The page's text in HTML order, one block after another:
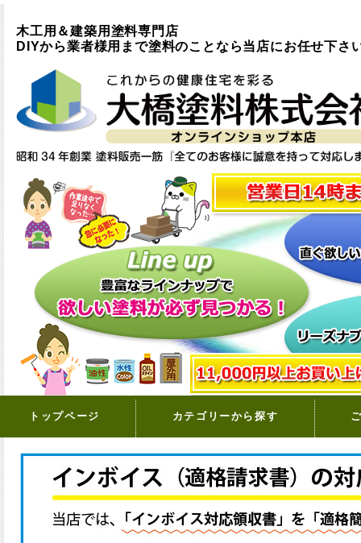
木工用＆建築用塗料専門店
DIYから業者様用まで塗料のことなら当店にお任せ下さ
トップページ カテゴリーから探す